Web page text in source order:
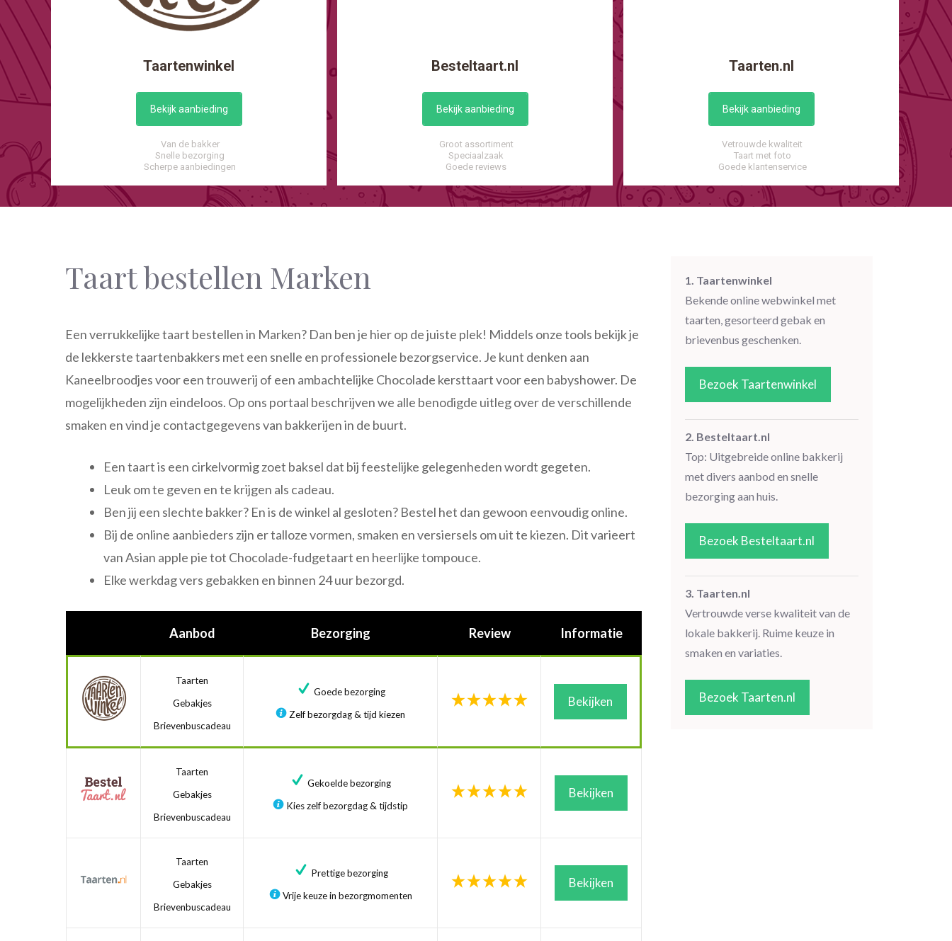
Taartenwinkel
Bekijk aanbieding
Van de bakker
Snelle bezorging
Scherpe aanbiedingen
Besteltaart.nl
Bekijk aanbieding
Groot assortiment
Speciaalzaak
Goede reviews
Taarten.nl
Bekijk aanbieding
Vetrouwde kwaliteit
Taart met foto
Goede klantenservice
Taart bestellen Marken
Een verrukkelijke taart bestellen in Marken? Dan ben je hier op de juiste plek! Middels onze tools bekijk je
de lekkerste taartenbakkers met een snelle en professionele bezorgservice. Je kunt denken aan
Kaneelbroodjes voor een trouwerij of een ambachtelijke Chocolade kersttaart voor een babyshower. De
mogelijkheden zijn eindeloos. Op ons portaal beschrijven we alle benodigde uitleg over de verschillende
smaken en vind je contactgegevens van bakkerijen in de buurt.
Een taart is een cirkelvormig zoet baksel dat bij feestelijke gelegenheden wordt gegeten.
Leuk om te geven en te krijgen als cadeau.
Ben jij een slechte bakker? En is de winkel al gesloten? Bestel het dan gewoon eenvoudig online.
Bij de online aanbieders zijn er talloze vormen, smaken en versiersels om uit te kiezen. Dit varieert
van Asian apple pie tot Chocolade-fudgetaart en heerlijke tompouce.
Elke werkdag vers gebakken en binnen 24 uur bezorgd.
Aanbod Bezorging Review Informatie
Taarten
Gebakjes
Brievenbuscadeau
Goede bezorging
Zelf bezorgdag & tijd kiezen
Bekijken
Taarten
Gebakjes
Brievenbuscadeau
Gekoelde bezorging
Kies zelf bezorgdag & tijdstip
Bekijken
Taarten
Gebakjes
Brievenbuscadeau
Prettige bezorging
Vrije keuze in bezorgmomenten
Bekijken
1. Taartenwinkel
Bekende online webwinkel met
taarten, gesorteerd gebak en
brievenbus geschenken.
Bezoek Taartenwinkel
2. Besteltaart.nl
Top: Uitgebreide online bakkerij
met divers aanbod en snelle
bezorging aan huis.
Bezoek Besteltaart.nl
3. Taarten.nl
Vertrouwde verse kwaliteit van de
lokale bakkerij. Ruime keuze in
smaken en variaties.
Bezoek Taarten.nl